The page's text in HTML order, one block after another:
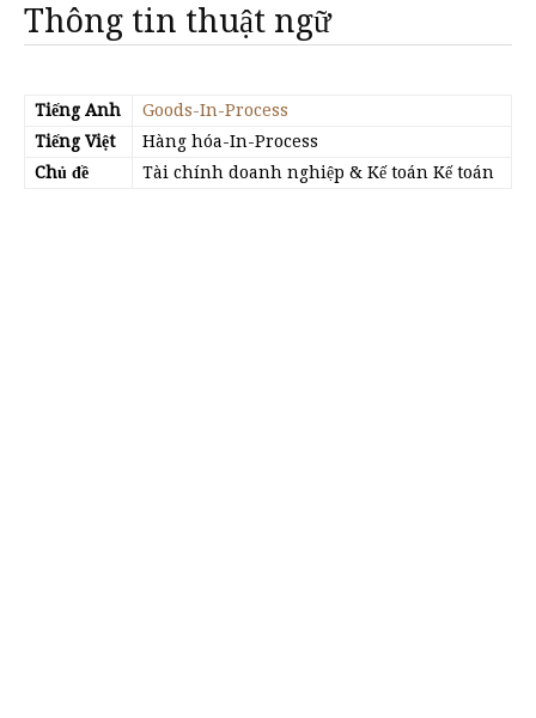
Thông tin thuật ngữ
Tiếng Anh
Goods-In-Process
Tiếng Việt
Hàng hóa-In-Process
Chủ đề
Tài chính doanh nghiệp & Kế toán Kế toán